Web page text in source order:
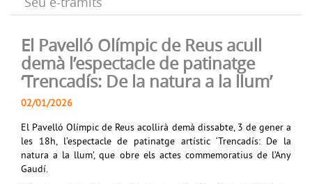
El Pavelló Olímpic de Reus acull
demà l’espectacle de patinatge
‘Trencadís: De la natura a la llum’
02/01/2026
El Pavelló Olímpic de Reus acollirà demà dissabte, 3 de gener a
les 18h, l’espectacle de patinatge artístic ‘Trencadís: De la
natura a la llum’, que obre els actes commemoratius de l’Any
Gaudí.